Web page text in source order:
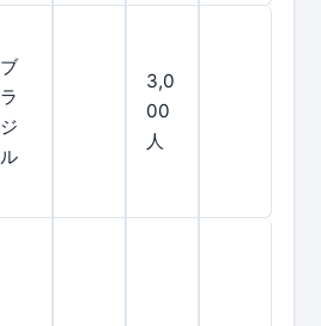
ブ
ラ
ジ
ル
3,0
00
人